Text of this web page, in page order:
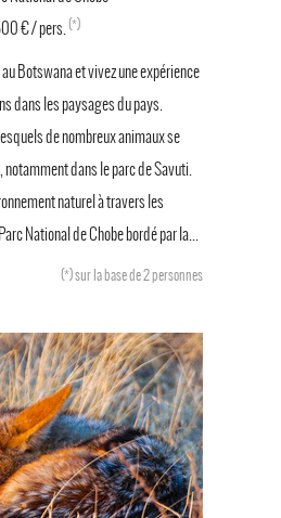
€ / pers.(*)
Botswana et vivez une expérience
dans les paysages du pays.
de nombreux animaux se
dans le parc de Savuti.
naturel à travers les
National de Chobe bordé par la...
(*)sur la base de 2 personnes